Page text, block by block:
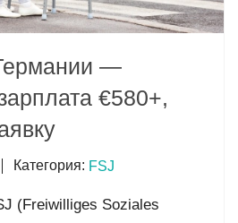
—
€580+,
Категория: FSJ
(Freiwilliges Soziales